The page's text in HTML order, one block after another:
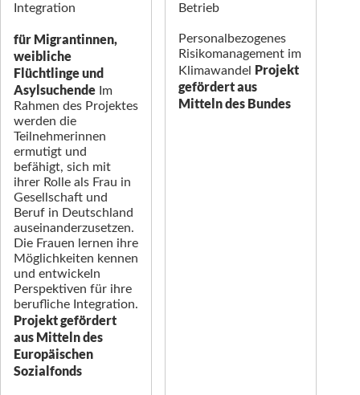
Integration
für Migrantinnen,
weibliche
Flüchtlinge und
Asylsuchende Im
Rahmen des Projektes
werden die
Teilnehmerinnen
ermutigt und
befähigt, sich mit
ihrer Rolle als Frau in
Gesellschaft und
Beruf in Deutschland
auseinanderzusetzen.
Die Frauen lernen ihre
Möglichkeiten kennen
und entwickeln
Perspektiven für ihre
berufliche Integration.
Projekt gefördert
aus Mitteln des
Europäischen
Sozialfonds
Betrieb
Personalbezogenes
Risikomanagement im
Klimawandel Projekt
gefördert aus
Mitteln des Bundes